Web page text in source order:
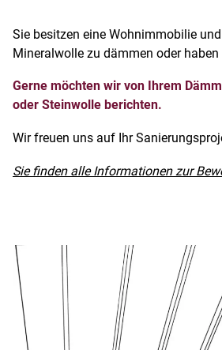
Sie besitzen eine Wohnimmobilie
Mineralwolle zu dämmen oder
Gerne möchten wir von Ihrem
oder Steinwolle berichten.
Wir freuen uns auf Ihr
Sie finden alle Informationen zur